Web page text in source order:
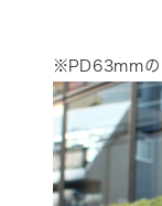
※PD63mmの